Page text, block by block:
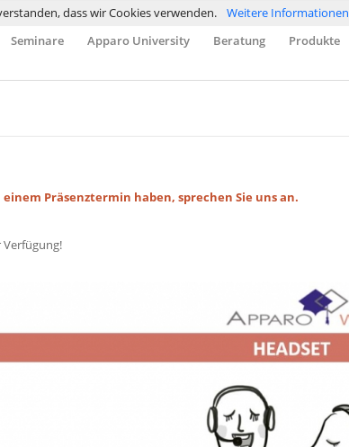
Seminare Apparo University Beratung Produkte
Präsenztermin haben, sprechen Sie uns an.
Verfügung!
dass wir Cookies verwenden. Weitere Informationen